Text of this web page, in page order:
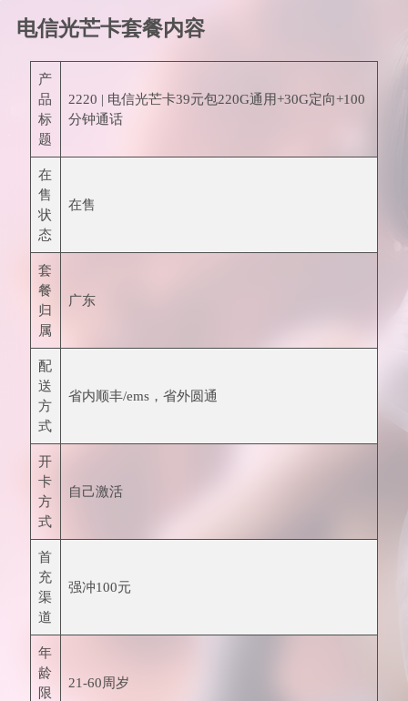
电信光芒卡套餐内容
产
品
标
题
2220 | 电信光芒卡39元包220G通用+30G定向+100
分钟通话
在
售
状
态
在售
套
餐
归
属
广东
配
送
方
式
省内顺丰/ems，省外圆通
开
卡
方
式
自己激活
首
充
渠
道
强冲100元
年
龄
限
21-60周岁